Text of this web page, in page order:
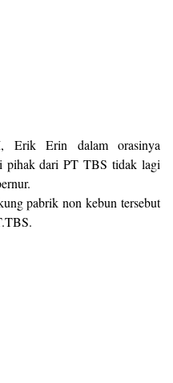
Erik Erin dalam orasinya
pihak dari PT TBS tidak lagi
pabrik non kebun tersebut